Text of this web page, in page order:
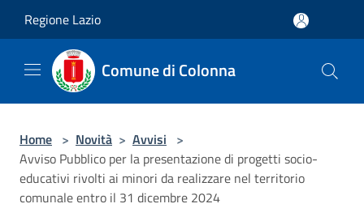
Regione Lazio
Comune di Colonna
Home > Novità > Avvisi >
Avviso Pubblico per la presentazione di progetti socio-
educativi rivolti ai minori da realizzare nel territorio
comunale entro il 31 dicembre 2024